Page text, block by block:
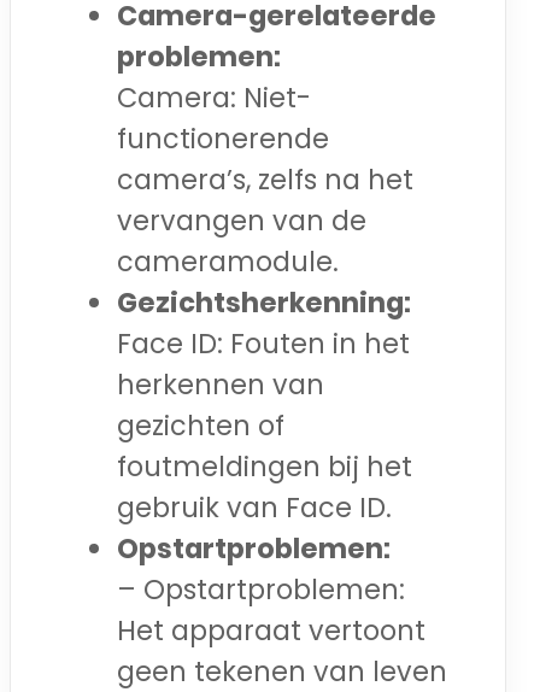
Camera-gerelateerde
problemen:
Camera: Niet-
functionerende
camera’s, zelfs na het
vervangen van de
cameramodule.
Gezichtsherkenning:
Face ID: Fouten in het
herkennen van
gezichten of
foutmeldingen bij het
gebruik van Face ID.
Opstartproblemen:
– Opstartproblemen:
Het apparaat vertoont
geen tekenen van leven